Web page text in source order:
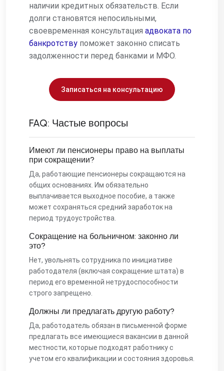
наличии кредитных обязательств. Если
долги становятся непосильными,
своевременная консультация адвоката по
банкротству поможет законно списать
задолженности перед банками и МФО.
Записаться на консультацию
FAQ: Частые вопросы
Имеют ли пенсионеры право на выплаты
при сокращении?
Да, работающие пенсионеры сокращаются на
общих основаниях. Им обязательно
выплачивается выходное пособие, а также
может сохраняться средний заработок на
период трудоустройства.
Сокращение на больничном: законно ли
это?
Нет, увольнять сотрудника по инициативе
работодателя (включая сокращение штата) в
период его временной нетрудоспособности
строго запрещено.
Должны ли предлагать другую работу?
Да, работодатель обязан в письменной форме
предлагать все имеющиеся вакансии в данной
местности, которые подходят работнику с
учетом его квалификации и состояния здоровья.